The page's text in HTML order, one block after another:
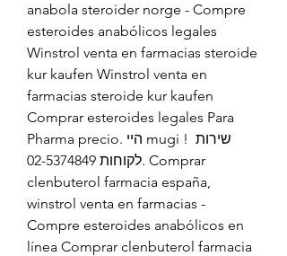
anabola steroider norge - Compre
esteroides anabólicos legales
Winstrol venta en farmacias steroide
kur kaufen Winstrol venta en
farmacias steroide kur kaufen
Comprar esteroides legales Para
Pharma precio. היי mugi ! שירות
לקוחות 02-5374849. Comprar
clenbuterol farmacia españa,
winstrol venta en farmacias -
Compre esteroides anabólicos en
línea Comprar clenbuterol farmacia